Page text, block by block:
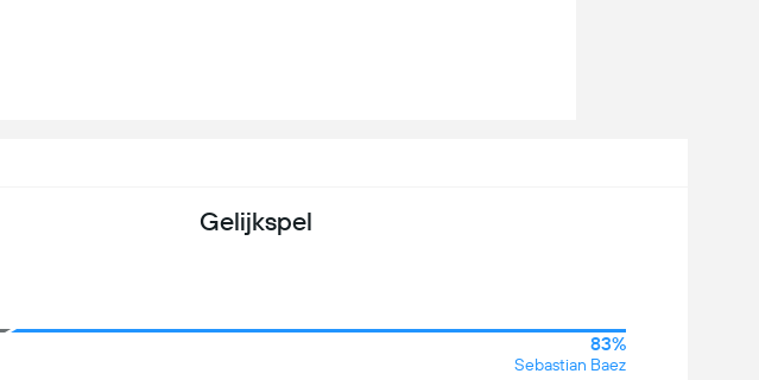
Gelijkspel
83%
Sebastian Baez